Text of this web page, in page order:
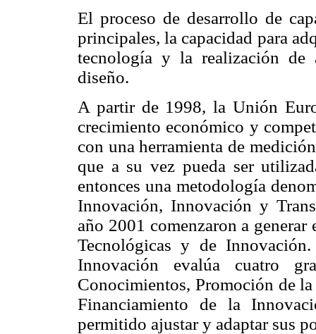
El proceso de desarrollo de
principales, la capacidad para
tecnología y la realización
diseño.
A partir de 1998, la Unión
crecimiento económico y
con una herramienta de
que a su vez pueda ser
entonces una metodología
Innovación, Innovación y
año 2001 comenzaron a
Tecnológicas y de
Innovación evalúa cuatro
Conocimientos, Promoción de
Financiamiento de la
permitido ajustar y adaptar sus